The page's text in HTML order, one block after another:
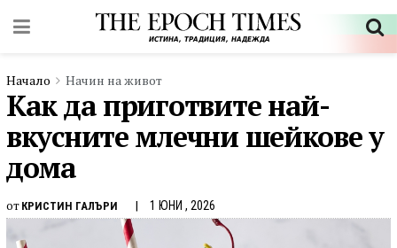
Начало Начин на живот
Как да приготвите най-
вкусните млечни шейкове у
дома
от КРИСТИН ГАЛЪРИ 1 ЮНИ , 2026